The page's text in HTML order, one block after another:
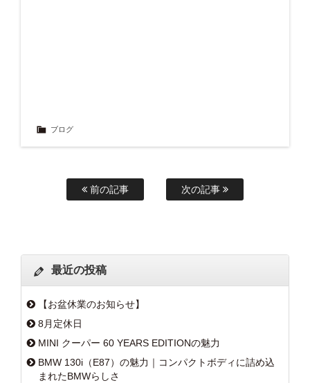
ブログ
前の記事 次の記事
最近の投稿
【お盆休業のお知らせ】
8月定休日
MINI クーパー 60 YEARS EDITIONの魅力
BMW 130i（E87）の魅力｜コンパクトボディに詰め込
まれたBMWらしさ